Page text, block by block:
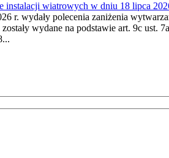
instalacji wiatrowych w dniu 18 lipca
r. wydały polecenia zaniżenia
wydane na podstawie art. 9c